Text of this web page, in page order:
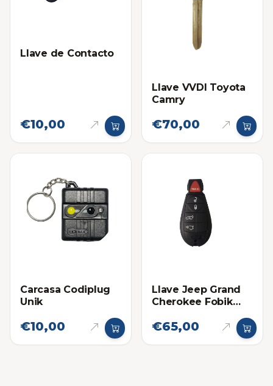
Llave de Contacto
€10,00
Llave VVDI Toyota
Camry
€70,00
Carcasa Codiplug
Unik
€10,00
Llave Jeep Grand
Cherokee Fobik
€65,00